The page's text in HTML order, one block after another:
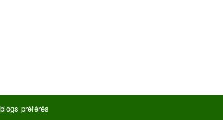
préférés